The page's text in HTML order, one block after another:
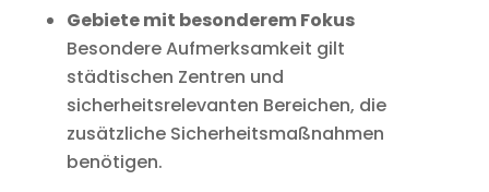
Gebiete mit besonderem Fokus
Besondere Aufmerksamkeit gilt
städtischen Zentren und
sicherheitsrelevanten Bereichen, die
zusätzliche Sicherheitsmaßnahmen
benötigen.